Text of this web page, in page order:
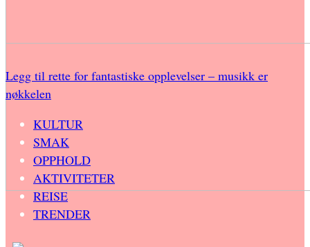
Legg til rette for fantastiske opplevelser – musikk er
nøkkelen
KULTUR
SMAK
OPPHOLD
AKTIVITETER
REISE
TRENDER